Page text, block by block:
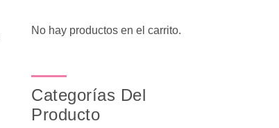
No hay productos en el carrito.
Categorías Del
Producto